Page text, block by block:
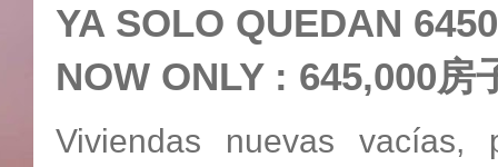
YA SOLO QUEDAN
NOW ONLY : 645,000房
Viviendas nuevas vacías,